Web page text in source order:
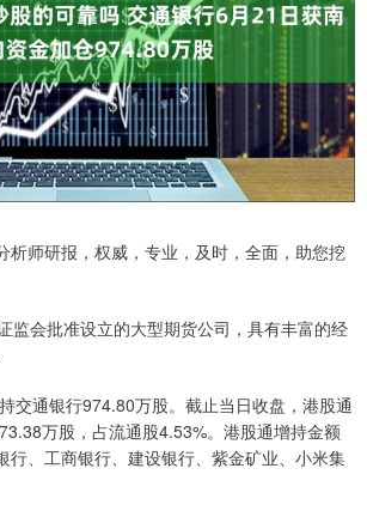
师研报，权威，专业，及时，全面，助您挖
监会批准设立的大型期货公司，具有丰富的经
交通银行974.80万股。截止当日收盘，港股通
万股，占流通股4.53%。港股通增持金额
行、工商银行、建设银行、紫金矿业、小米集